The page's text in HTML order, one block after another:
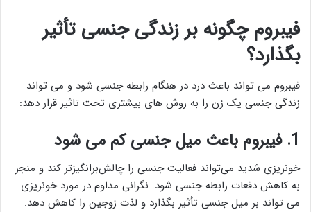
فیبروم چگونه بر زندگی جنسی تأثیر
بگذارد؟
فیبروم می تواند باعث درد در هنگام رابطه جنسی شود و می تواند
زندگی جنسی یک زن را به روش های بیشتری تحت تاثیر قرار دهد:
1. فیبروم باعث میل جنسی کم می شود
خونریزی شدید می‌تواند فعالیت جنسی را چالش‌برانگیزتر کند و منجر
به کاهش دفعات رابطه جنسی شود. نگرانی مداوم در مورد خونریزی
می تواند بر میل جنسی تأثیر بگذارد و لذت زوجین را کاهش دهد.